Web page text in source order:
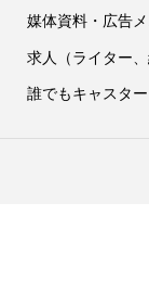
媒体資料・広告
求人（ライター
誰でもキャスタ